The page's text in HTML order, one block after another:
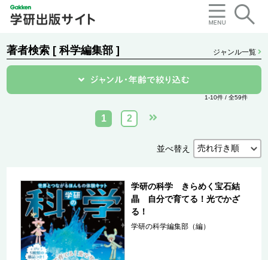
著者検索 [ 科学編集部 ] ジャンル一覧
1-10件 / 全59件
1 2
並べ替え
学研の科学 きらめく宝石結
晶 自分で育てる！光でかざ
る！
学研の科学編集部（編）